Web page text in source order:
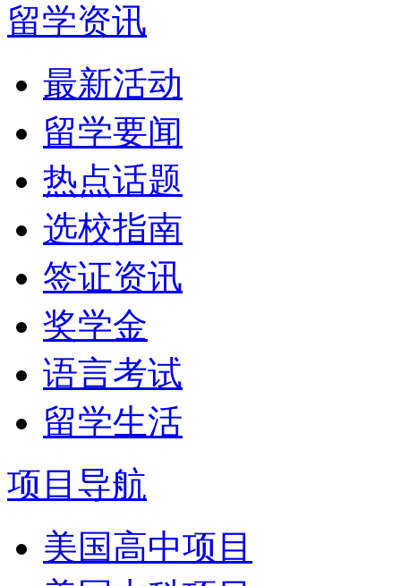
留学资讯
最新活动
留学要闻
热点话题
选校指南
签证资讯
奖学金
语言考试
留学生活
项目导航
美国高中项目